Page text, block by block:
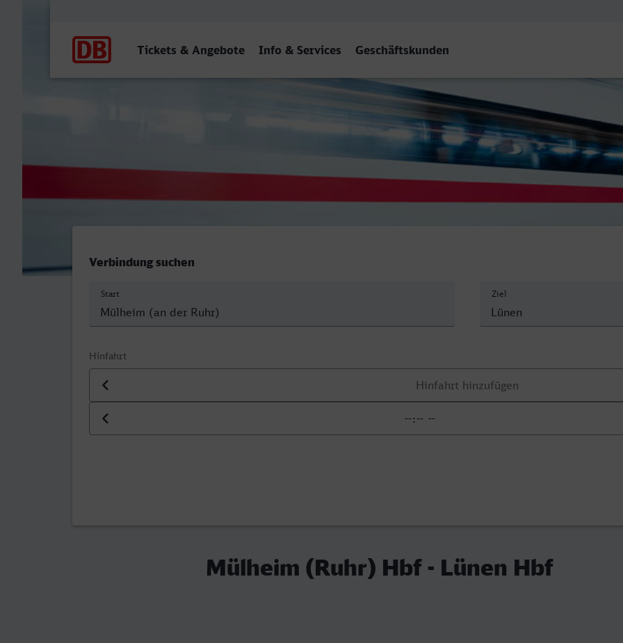
Tickets & Angebote Info & Services Geschäftskunden
Mülheim (Ruhr) Hbf - Lünen Hbf
Verbindung suchen
Start Ziel
Hinfahrt
Datum der Hinfahrt
Uhrzeit der Hinfahrt
Mülheim (Ruhr) Hbf - Lünen Hbf